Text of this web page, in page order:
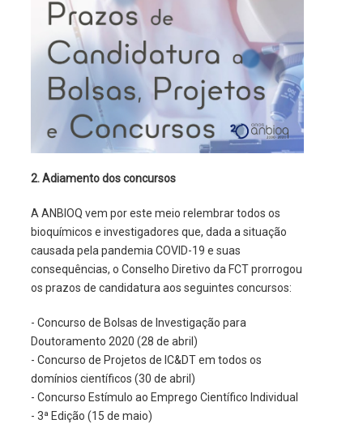
2. Adiamento dos concursos
A ANBIOQ vem por este meio relembrar todos os
bioquímicos e investigadores que, dada a situação
causada pela pandemia COVID-19 e suas
consequências, o Conselho Diretivo da FCT prorrogou
os prazos de candidatura aos seguintes concursos:
- Concurso de Bolsas de Investigação para
Doutoramento 2020 (28 de abril)
- Concurso de Projetos de IC&DT em todos os
domínios científicos (30 de abril)
- Concurso Estímulo ao Emprego Científico Individual
- 3ª Edição (15 de maio)